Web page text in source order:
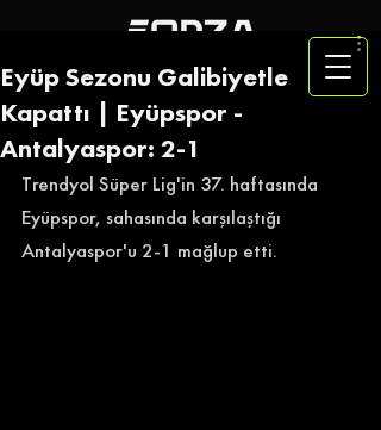
Eyüp Sezonu Galibiyetle
Kapattı | Eyüpspor -
Antalyaspor: 2-1
Trendyol Süper Lig'in 37. haftasında
Eyüpspor, sahasında karşılaştığı
Antalyaspor'u 2-1 mağlup etti.